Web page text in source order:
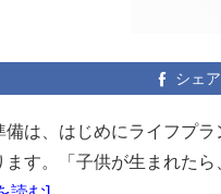
シェア
備は、はじめにライフプ
ます。「子供が生まれた